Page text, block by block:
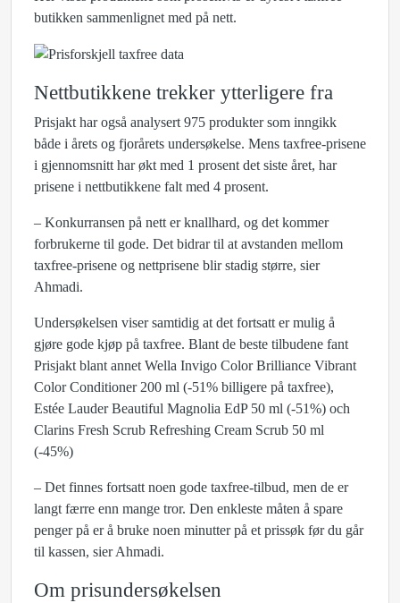
butikken sammenlignet med på nett.
Nettbutikkene trekker ytterligere fra
Prisjakt har også analysert 975 produkter som inngikk
både i årets og fjorårets undersøkelse. Mens taxfree-prisene
i gjennomsnitt har økt med 1 prosent det siste året, har
prisene i nettbutikkene falt med 4 prosent.
– Konkurransen på nett er knallhard, og det kommer
forbrukerne til gode. Det bidrar til at avstanden mellom
taxfree-prisene og nettprisene blir stadig større, sier
Ahmadi.
Undersøkelsen viser samtidig at det fortsatt er mulig å
gjøre gode kjøp på taxfree. Blant de beste tilbudene fant
Prisjakt blant annet Wella Invigo Color Brilliance Vibrant
Color Conditioner 200 ml (-51% billigere på taxfree),
Estée Lauder Beautiful Magnolia EdP 50 ml (-51%) och
Clarins Fresh Scrub Refreshing Cream Scrub 50 ml
(-45%)
– Det finnes fortsatt noen gode taxfree-tilbud, men de er
langt færre enn mange tror. Den enkleste måten å spare
penger på er å bruke noen minutter på et prissøk før du går
til kassen, sier Ahmadi.
Om prisundersøkelsen